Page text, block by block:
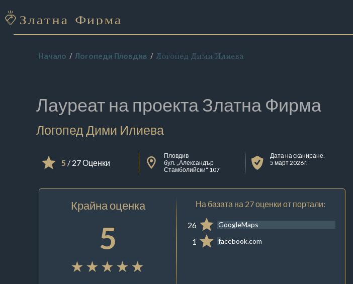
Начало Логопеди Пловдив Логопед Дими Илиева
Лауреат на проектаЗлатна Фирма
Логопед Дими Илиева
5 / 27 Оценки
Пловдив
бул. „Александър
Стамболийски“ 107
Дата на сканиране:
5 март 2026 г.
Крайна оценка
5
На базата на 27 оценки от портали:
26 GoogleMaps
1 facebook.com